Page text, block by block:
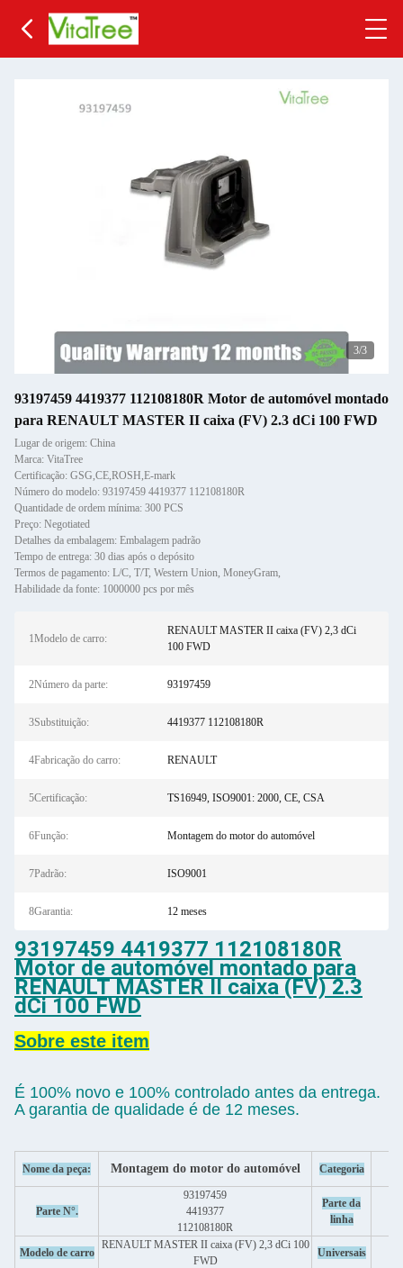
3/3
93197459 4419377 112108180R Motor de automóvel montado
para RENAULT MASTER II caixa (FV) 2.3 dCi 100 FWD
Lugar de origem: China
Marca: VitaTree
Certificação: GSG,CE,ROSH,E-mark
Número do modelo: 93197459 4419377 112108180R
Quantidade de ordem mínima: 300 PCS
Preço: Negotiated
Detalhes da embalagem: Embalagem padrão
Tempo de entrega: 30 dias após o depósito
Termos de pagamento: L/C, T/T, Western Union, MoneyGram,
Habilidade da fonte: 1000000 pcs por mês
1Modelo de carro:
RENAULT MASTER II caixa (FV) 2,3 dCi
100 FWD
2Número da parte: 93197459
3Substituição: 4419377 112108180R
4Fabricação do carro: RENAULT
5Certificação: TS16949, ISO9001: 2000, CE, CSA
6Função: Montagem do motor do automóvel
7Padrão: ISO9001
8Garantia: 12 meses
93197459 4419377 112108180R
Motor de automóvel montado para
RENAULT MASTER II caixa (FV) 2.3
dCi 100 FWD
Sobre este item
É 100% novo e 100% controlado antes da entrega.
A garantia de qualidade é de 12 meses.
Nome da peça: Montagem do motor do automóvel Categoria
Parte N°.
93197459
4419377
112108180R
Parte da
linha
Modelo de carro
RENAULT MASTER II caixa (FV) 2,3 dCi 100
FWD
Universais